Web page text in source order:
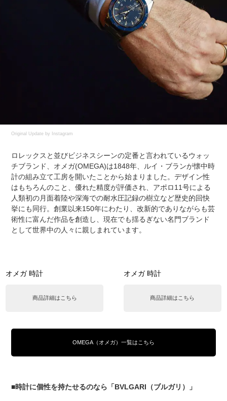
Original Update by Instagram
ロレックスと並びビジネスシーンの定番と言われているウォッ
チブランド、オメガ(OMEGA)は1848年、ルイ・ブランが懐中時
計の組み立て工房を開いたことから始まりました。デザイン性
はもちろんのこと、優れた精度が評価され、アポロ11号による
人類初の月面着陸や深海での耐水圧記録の樹立など歴史的回快
挙にも同行。創業以来150年にわたり、改新的でありながらも芸
術性に富んだ作品を創造し、現在でも揺るぎない名門ブランド
として世界中の人々に親しまれています。
オメガ 時計
商品詳細はこちら
オメガ 時計
商品詳細はこちら
OMEGA（オメガ）一覧はこちら
■時計に個性を持たせるのなら「BVLGARI（ブルガリ）」